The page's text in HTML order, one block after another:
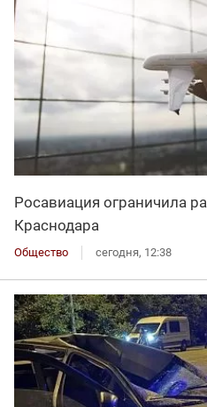
Росавиация ограничила
Краснодара
Общество сегодня, 12:38